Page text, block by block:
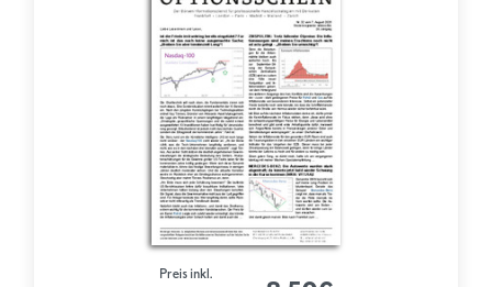
Preis inkl.